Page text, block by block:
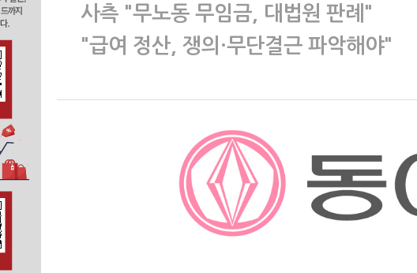
사측 "무노동 무임금, 대법원 판례"
"급여 정산, 쟁의·무단결근 파악해야"